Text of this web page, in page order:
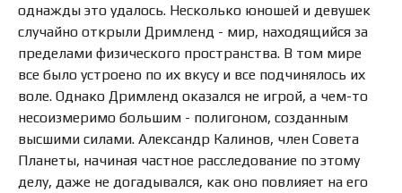
однажды это удалось. Несколько юношей и девушек
случайно открыли Дримленд - мир, находящийся за
пределами физического пространства. В том мире
все было устроено по их вкусу и все подчинялось их
воле. Однако Дримленд оказался не игрой, а чем-то
несоизмеримо большим - полигоном, созданным
высшими силами. Александр Калинов, член Совета
Планеты, начиная частное расследование по этому
делу, даже не догадывался, как оно повлияет на его